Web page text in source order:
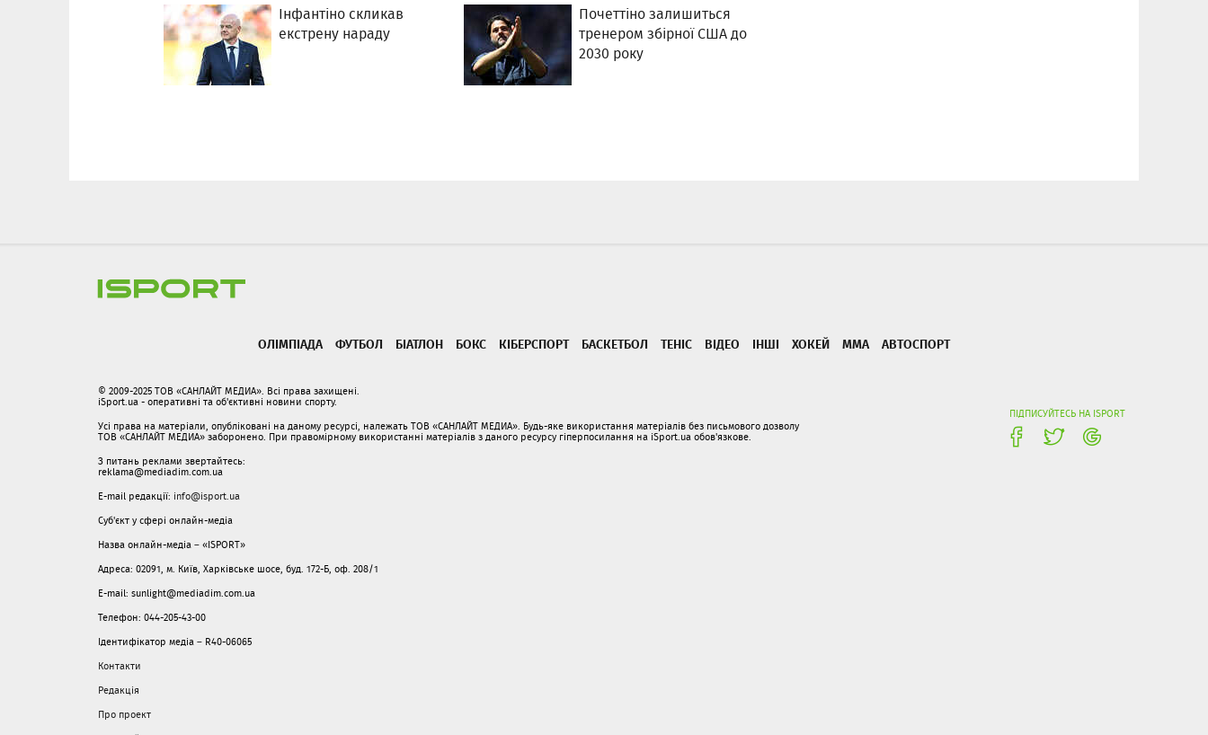
Інфантіно скликав
екстрену нараду
Почеттіно залишиться
тренером збірної США до
2030 року
ОЛІМПІАДА ФУТБОЛ БІАТЛОН БОКС КІБЕРСПОРТ БАСКЕТБОЛ ТЕНІС ВІДЕО ІНШІ ХОКЕЙ ММА АВТОСПОРТ
ПІДПИСУЙТЕСЬ НА ISPORT
© 2009-2025 ТОВ «САНЛАЙТ МЕДИА». Всі права захищені.
iSport.ua - оперативні та об'єктивні новини спорту.
Усі права на матеріали, опубліковані на даному ресурсі, належать ТОВ «САНЛАЙТ МЕДИА». Будь-яке використання матеріалів без письмового дозволу
ТОВ «САНЛАЙТ МЕДИА» заборонено. При правомірному використанні матеріалів з даного ресурсу гіперпосилання на iSport.ua обов'язкове.
З питань реклами звертайтесь:
reklama@mediadim.com.ua
E-mail редакції: info@isport.ua
Суб'єкт у сфері онлайн-медіа
Назва онлайн-медіа – «ISPORT»
Адреса: 02091, м. Київ, Харківське шосе, буд. 172-Б, оф. 208/1
E-mail: sunlight@mediadim.com.ua
Телефон: 044-205-43-00
Ідентифікатор медіа – R40-06065
Контакти
Редакція
Про проект